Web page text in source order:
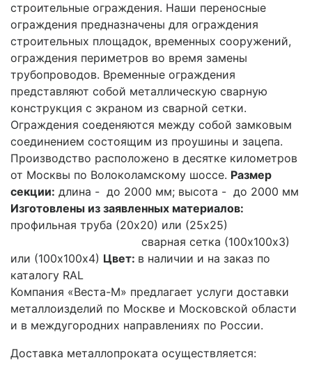
строительные ограждения. Наши переносные
ограждения предназначены для ограждения
строительных площадок, временных сооружений,
ограждения периметров во время замены
трубопроводов. Временные ограждения
представляют собой металлическую сварную
конструкция с экраном из сварной сетки.
Ограждения соеденяются между собой замковым
соединением состоящим из проушины и зацепа.
Производство расположено в десятке километров
от Москвы по Волоколамскому шоссе. Размер
секции: длина - до 2000 мм; высота - до 2000 мм
Изготовлены из заявленных материалов:
профильная труба (20х20) или (25х25)
сварная сетка (100х100х3)
или (100х100х4) Цвет: в наличии и на заказ по
каталогу RAL
Компания «Веста-М» предлагает услуги доставки
металлоизделий по Москве и Московской области
и в междугородних направлениях по России.
Доставка металлопроката осуществляется: